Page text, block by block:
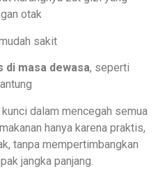
otak
sakit
di masa dewasa, seperti
dalam mencegah semua
hanya karena praktis,
tanpa mempertimbangkan
jangka panjang.